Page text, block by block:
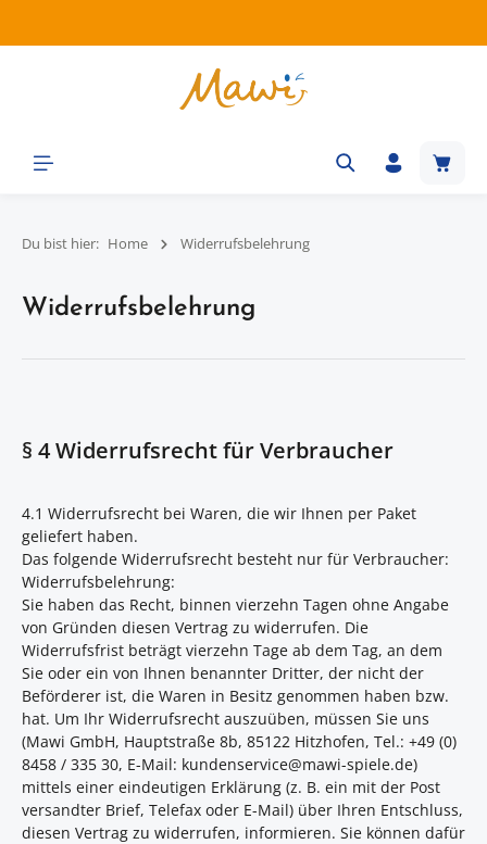
Du bist hier: Home Widerrufsbelehrung
Widerrufsbelehrung
§ 4 Widerrufsrecht für Verbraucher
4.1 Widerrufsrecht bei Waren, die wir Ihnen per Paket
geliefert haben.
Das folgende Widerrufsrecht besteht nur für Verbraucher:
Widerrufsbelehrung:
Sie haben das Recht, binnen vierzehn Tagen ohne Angabe
von Gründen diesen Vertrag zu widerrufen. Die
Widerrufsfrist beträgt vierzehn Tage ab dem Tag, an dem
Sie oder ein von Ihnen benannter Dritter, der nicht der
Beförderer ist, die Waren in Besitz genommen haben bzw.
hat. Um Ihr Widerrufsrecht auszuüben, müssen Sie uns
(Mawi GmbH, Hauptstraße 8b, 85122 Hitzhofen, Tel.: +49 (0)
8458 / 335 30, E-Mail: kundenservice@mawi-spiele.de)
mittels einer eindeutigen Erklärung (z. B. ein mit der Post
versandter Brief, Telefax oder E-Mail) über Ihren Entschluss,
diesen Vertrag zu widerrufen, informieren. Sie können dafür